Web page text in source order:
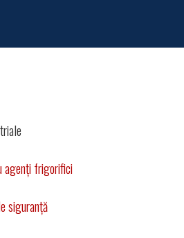
agenți frigorifici
siguranță